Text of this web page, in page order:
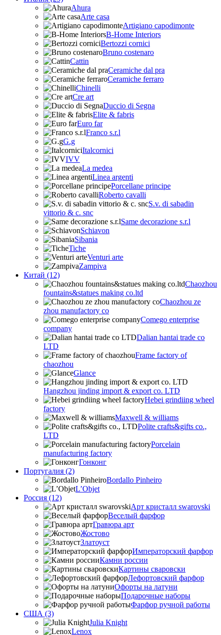
Ahura
Arte casa
Artigiano capodimonte
B-Home Interiors
Bertozzi cornici
Bruno costenaro
Cattin
Ceramiche dal pra
Ceramiche ferraro
Chinelli
Cre art
Duccio di Segna
Elite & fabris
Euro far
Franco s.r.l
G.g
Italcornici
IVV
La medea
Linea argenti
Porcellane principe
Roberto cavalli
S.v. di sabadin
vittorio & c. snc
Same decorazione s.r.l
Schiavon
Sibania
Tiche
Venturi arte
Zampiva
Китай (12)
Chaozhou
fountains&statues making co.ltd
Chaozhou ze
zhou manufactory co
Comego enterprise
company
Dalian hantai trade co
LTD
Frame factory of
chaozhou
Glance
Hangzhou jinding import & export co. LTD
Hebei grindiing wheel
factory
Maxwell & williams
Polite crafts&gifts co.,
LTD
Porcelain
manufacturing factory
Гонконг
Португалия (2)
Bordallo Pinheiro
L’Objet
Россия (12)
Арт кристалл swarovski
Веселый фарфор
Гравюра арт
Жостово
Златоуст
Императорский фарфор
Камни россии
Картины сваровски
Лефортовский фарфор
Офорты на латуни
Подарочные наборы
Фарфор ручной работы
США (3)
Julia Knight
Lenox